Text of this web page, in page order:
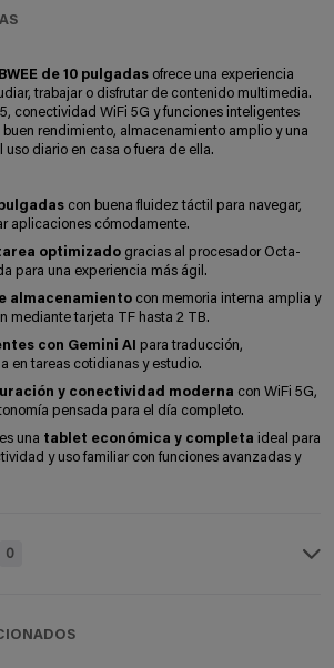
de 10 pulgadas ofrece una experiencia
trabajar o disfrutar de contenido multimedia.
conectividad WiFi 5G y funciones inteligentes
rendimiento, almacenamiento amplio y una
diario en casa o fuera de ella.
con buena fluidez táctil para navegar,
aplicaciones cómodamente.
optimizado gracias al procesador Octa-
para una experiencia más ágil.
almacenamiento con memoria interna amplia y
mediante tarjeta TF hasta 2 TB.
con Gemini AI
para traducción,
en tareas cotidianas y estudio.
y conectividad moderna con WiFi 5G,
pensada para el día completo.
una tablet económica y completa ideal para
y uso familiar con funciones avanzadas y
0